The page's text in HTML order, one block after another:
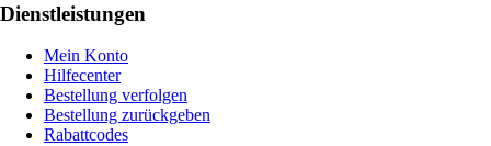
Dienstleistungen
Mein Konto
Hilfecenter
Bestellung verfolgen
Bestellung zurückgeben
Rabattcodes